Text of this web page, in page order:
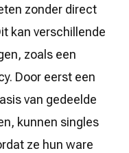
zonder direct
kan verschillende
zoals een
Door eerst een
van gedeelde
kunnen singles
ze hun ware